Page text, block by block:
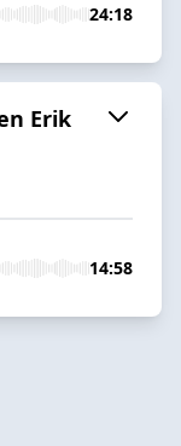
24:18
Erik
14:58